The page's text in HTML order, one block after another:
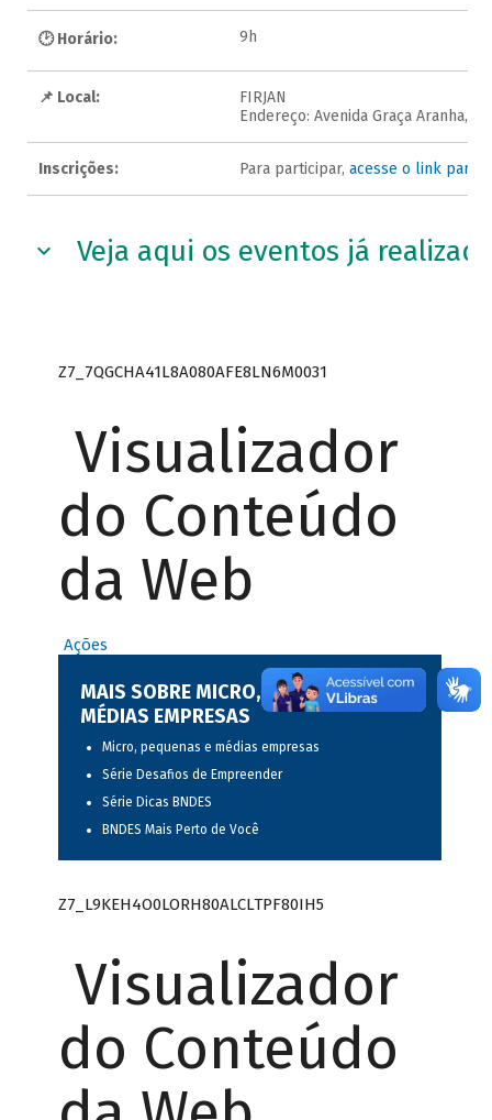
🕑 Horário: 9h
📌 Local:
FIRJAN
Endereço: Avenida Graça Aranha, 1
Inscrições: Para participar, acesse o link para
Veja aqui os eventos já
Z7_7QGCHA41L8A080AFE8LN6M0031
Visualizador
do Conteúdo
da Web
Ações
MAIS SOBRE MICRO, PEQUENAS E
MÉDIAS EMPRESAS
Micro, pequenas e médias empresas
Série Desafios de Empreender
Série Dicas BNDES
BNDES Mais Perto de Você
Z7_L9KEH4O0LORH80ALCLTPF80IH5
Visualizador
do Conteúdo